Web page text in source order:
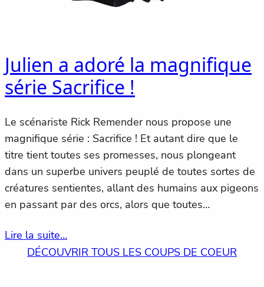
Julien a adoré la magnifique
série Sacrifice !
Le scénariste Rick Remender nous propose une
magnifique série : Sacrifice ! Et autant dire que le
titre tient toutes ses promesses, nous plongeant
dans un superbe univers peuplé de toutes sortes de
créatures sentientes, allant des humains aux pigeons
en passant par des orcs, alors que toutes…
Lire la suite…
DÉCOUVRIR TOUS LES COUPS DE COEUR